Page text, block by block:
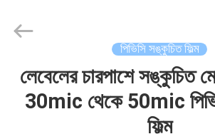
বাড়ি
পিভিসি সঙ্কুচিত ফিল্ম
লেবেলের চারপাশে সঙ্কুচিত
30mic থেকে 50mic
ফিল্ম